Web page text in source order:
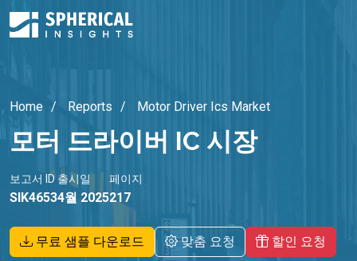
Home Reports Motor Driver Ics Market
모터 드라이버 IC 시장
보고서 ID
SIK4653
출시일
4월 2025
페이지
217
무료 샘플 다운로드 맞춤 요청 할인 요청